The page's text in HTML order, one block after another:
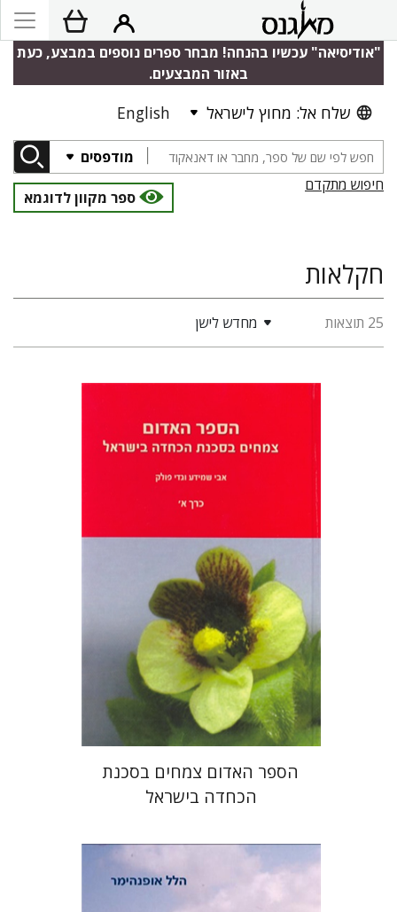
"אודיסיאה" עכשיו בהנחה! מבחר ספרים נוספים במבצע, כעת
באזור המבצעים.
שלח אל: מחוץ לישראל English
מודפסים
חיפוש מתקדם
ספר מקוון לדוגמא
חקלאות
25 תוצאות מחדש לישן
הנחת אתר ספר מודפס
$79
$71
הספר האדום צמחים בסכנת
הכחדה בישראל
הלל אופנהימר